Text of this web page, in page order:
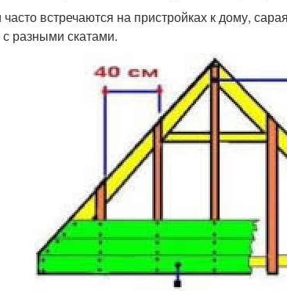
часто встречаются на пристройках к дому,
разными скатами.